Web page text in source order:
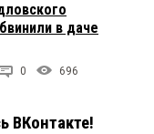
в даче
0 696
ВКонтакте!